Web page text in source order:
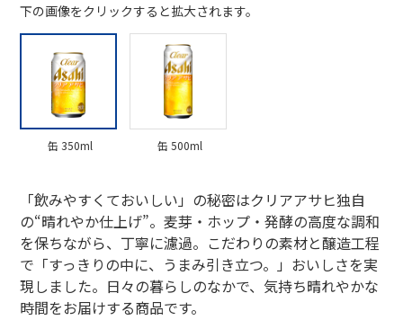
「飲みやすくておいしい」の秘密はクリアアサヒ独自
の“晴れやか仕上げ”。麦芽・ホップ・発酵の高度な調和
を保ちながら、丁寧に濾過。こだわりの素材と醸造工程
で「すっきりの中に、うまみ引き立つ。」おいしさを実
現しました。日々の暮らしのなかで、気持ち晴れやかな
時間をお届けする商品です。
下の画像をクリックすると拡大されます。
缶 350ml 缶 500ml